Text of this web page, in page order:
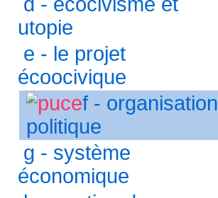
utopie
e - le projet
écoocivique
f - organisation
politique
g - système
économique